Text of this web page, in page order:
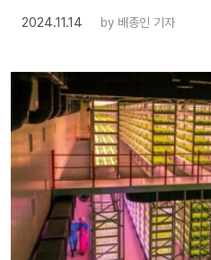
2024.11.14
by 배종인 기자